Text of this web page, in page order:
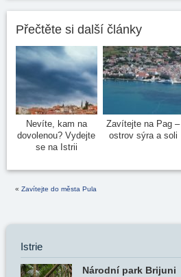
Přečtěte si další články
Nevíte, kam na
dovolenou? Vydejte
se na Istrii
Zavítejte na Pag –
ostrov sýra a soli
« Zavítejte do města Pula
Istrie
Národní park Brijuni